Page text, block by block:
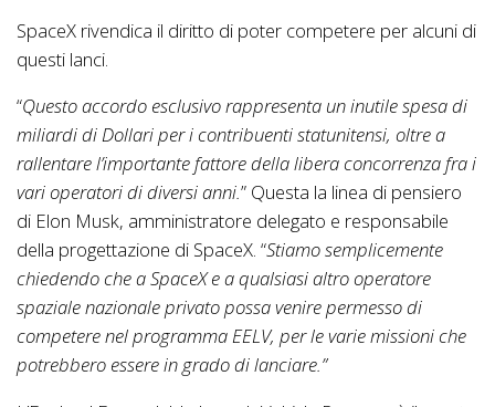
SpaceX rivendica il diritto di poter competere per alcuni di
questi lanci.
“Questo accordo esclusivo rappresenta un inutile spesa di
miliardi di Dollari per i contribuenti statunitensi, oltre a
rallentare l’importante fattore della libera concorrenza fra i
vari operatori di diversi anni.” Questa la linea di pensiero
di Elon Musk, amministratore delegato e responsabile
della progettazione di SpaceX. “Stiamo semplicemente
chiedendo che a SpaceX e a qualsiasi altro operatore
spaziale nazionale privato possa venire permesso di
competere nel programma EELV, per le varie missioni che
potrebbero essere in grado di lanciare.”